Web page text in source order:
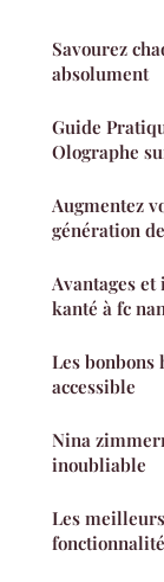
Savourez
absolument
Guide
Olographe
Augmentez
génération
Avantages
kanté à fc
Les bonbons
accessible
Nina
inoubliable
Les